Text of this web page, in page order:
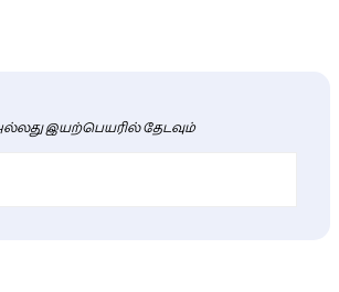
இயற்பெயரில் தேடவும்